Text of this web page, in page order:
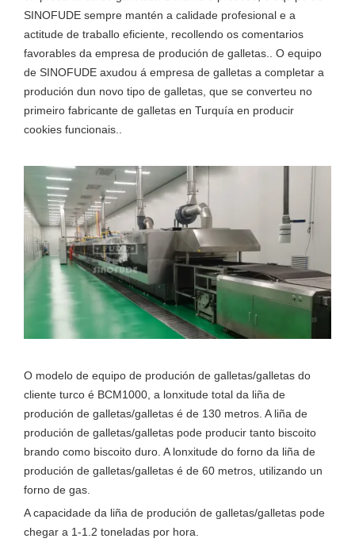
SINOFUDE sempre mantén a calidade profesional e a
actitude de traballo eficiente, recollendo os comentarios
favorables da empresa de produción de galletas.. O equipo
de SINOFUDE axudou á empresa de galletas a completar a
produción dun novo tipo de galletas, que se converteu no
primeiro fabricante de galletas en Turquía en producir
cookies funcionais..
O modelo de equipo de produción de galletas/galletas do
cliente turco é BCM1000, a lonxitude total da liña de
produción de galletas/galletas é de 130 metros. A liña de
produción de galletas/galletas pode producir tanto biscoito
brando como biscoito duro. A lonxitude do forno da liña de
produción de galletas/galletas é de 60 metros, utilizando un
forno de gas.
A capacidade da liña de produción de galletas/galletas pode
chegar a 1-1.2 toneladas por hora.